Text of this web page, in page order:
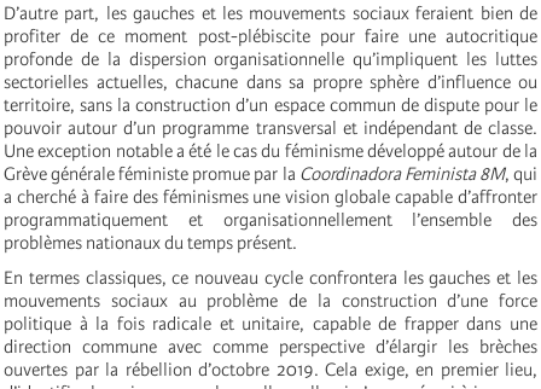
D’autre part, les gauches et les mouvements sociaux feraient bien de
profiter de ce moment post-plébiscite pour faire une autocritique
profonde de la dispersion organisationnelle qu’impliquent les luttes
sectorielles actuelles, chacune dans sa propre sphère d’influence ou
territoire, sans la construction d’un espace commun de dispute pour le
pouvoir autour d’un programme transversal et indépendant de classe.
Une exception notable a été le cas du féminisme développé autour de la
Grève générale féministe promue par la Coordinadora Feminista 8M, qui
a cherché à faire des féminismes une vision globale capable d’affronter
programmatiquement et organisationnellement l’ensemble des
problèmes nationaux du temps présent.
En termes classiques, ce nouveau cycle confrontera les gauches et les
mouvements sociaux au problème de la construction d’une force
politique à la fois radicale et unitaire, capable de frapper dans une
direction commune avec comme perspective d’élargir les brèches
ouvertes par la rébellion d’octobre 2019. Cela exige, en premier lieu,